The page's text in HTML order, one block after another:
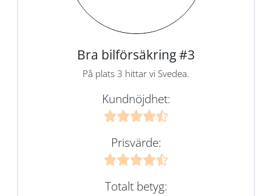
Bra bilförsäkring #3
På plats 3 hittar vi Svedea.
Kundnöjdhet:
Prisvärde:
Totalt betyg: